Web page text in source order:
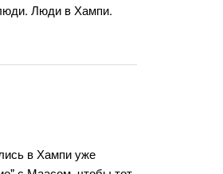
Люди в Хампи.
в Хампи уже